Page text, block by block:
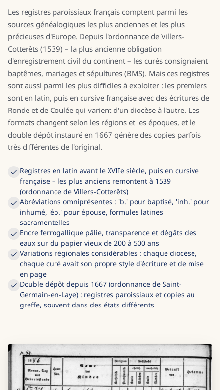
Les registres paroissiaux français comptent parmi les
sources généalogiques les plus anciennes et les plus
précieuses d'Europe. Depuis l'ordonnance de Villers-
Cotterêts (1539) – la plus ancienne obligation
d'enregistrement civil du continent – les curés consignaient
baptêmes, mariages et sépultures (BMS). Mais ces registres
sont aussi parmi les plus difficiles à exploiter : les premiers
sont en latin, puis en cursive française avec des écritures de
Ronde et de Coulée qui varient d'un diocèse à l'autre. Les
formats changent selon les régions et les époques, et le
double dépôt instauré en 1667 génère des copies parfois
très différentes de l'original.
Registres en latin avant le XVIIe siècle, puis en cursive
française – les plus anciens remontent à 1539
(ordonnance de Villers-Cotterêts)
Abréviations omniprésentes : 'b.' pour baptisé, 'inh.' pour
inhumé, 'ép.' pour épouse, formules latines
sacramentelles
Encre ferrogallique pâlie, transparence et dégâts des
eaux sur du papier vieux de 200 à 500 ans
Variations régionales considérables : chaque diocèse,
chaque curé avait son propre style d'écriture et de mise
en page
Double dépôt depuis 1667 (ordonnance de Saint-
Germain-en-Laye) : registres paroissiaux et copies au
greffe, souvent dans des états différents